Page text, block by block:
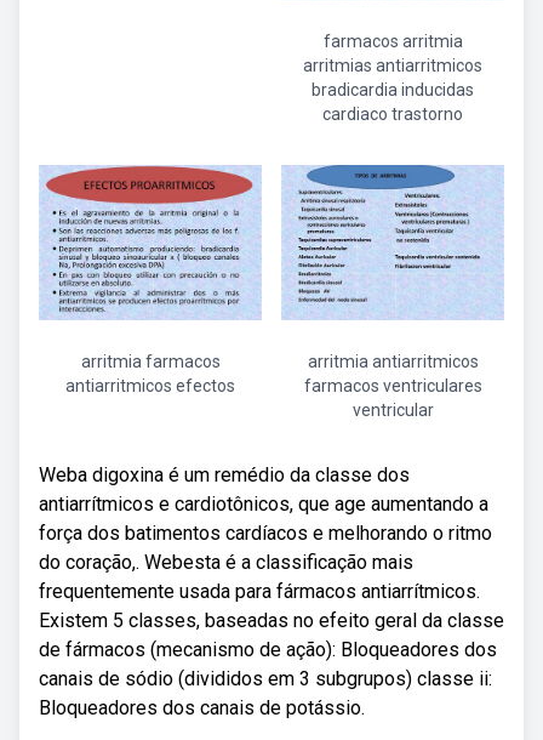
farmacos arritmia
arritmias antiarritmicos
bradicardia inducidas
cardiaco trastorno
arritmia farmacos
antiarritmicos efectos
arritmia antiarritmicos
farmacos ventriculares
ventricular
Weba digoxina é um remédio da classe dos
antiarrítmicos e cardiotônicos, que age aumentando a
força dos batimentos cardíacos e melhorando o ritmo
do coração,. Webesta é a classificação mais
frequentemente usada para fármacos antiarrítmicos.
Existem 5 classes, baseadas no efeito geral da classe
de fármacos (mecanismo de ação): Bloqueadores dos
canais de sódio (divididos em 3 subgrupos) classe ii:
Bloqueadores dos canais de potássio.